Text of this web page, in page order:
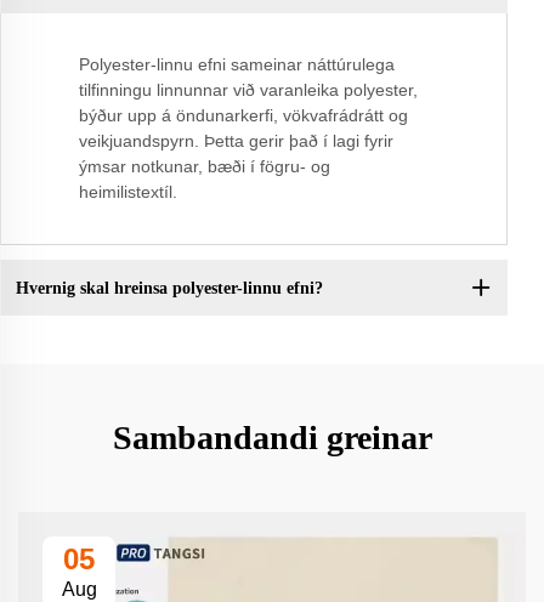
Polyester-linnu efni sameinar náttúrulega
tilfinningu linnunnar við varanleika polyester,
býður upp á öndunarkerfi, vökvafrádrátt og
veikjuandspyrn. Þetta gerir það í lagi fyrir
ýmsar notkunar, bæði í fögru- og
heimilistextíl.
Hvernig skal hreinsa polyester-linnu efni?
Sambandandi greinar
05
Aug